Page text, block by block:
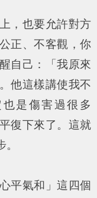
，也要允許對方
正、不客觀，你
自己：「我原來
他這樣講使我不
是傷害過很多
復下來了。這就
氣和」這四個